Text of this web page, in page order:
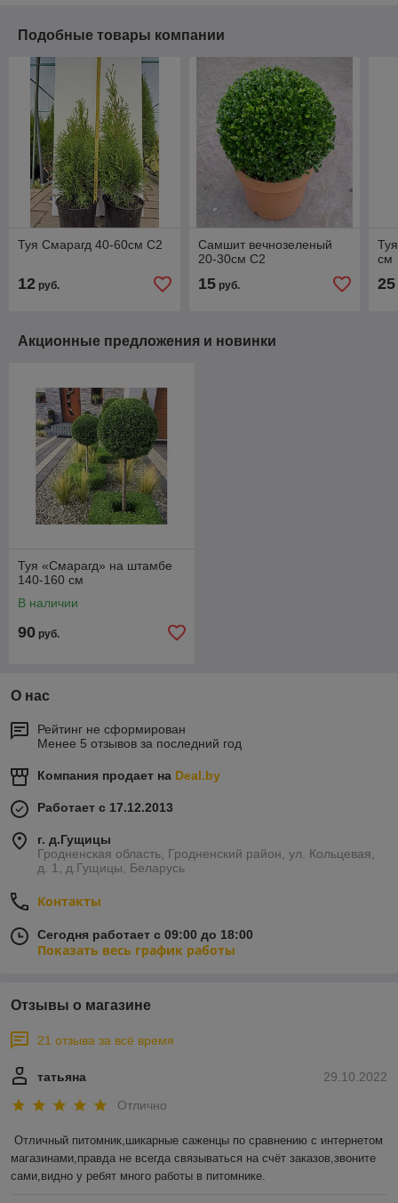
Подобные товары компании
Туя Смарагд 40-60см С2
12 руб.
Самшит вечнозеленый
20-30см С2
15руб.
см
25
Акционные предложения и новинки
Туя «Смарагд» на штамбе
140-160 см
В наличии
90 руб.
О нас
Рейтинг не сформирован
Менее 5 отзывов за последний год
Компания продает на Deal.by
Работает с 17.12.2013
г. д.Гущицы
Гродненская область, Гродненский район, ул. Кольцевая,
д. 1, д.Гущицы, Беларусь
Контакты
Сегодня работает с 09:00 до 18:00
Показать весь график работы
Отзывы о магазине
21 отзыва за всё время
29.10.2022
татьяна
Отлично
Отличный питомник,шикарные саженцы по сравнению с интернетом
магазинами,правда не всегда связываться на счёт заказов,звоните
сами,видно у ребят много работы в питомнике.